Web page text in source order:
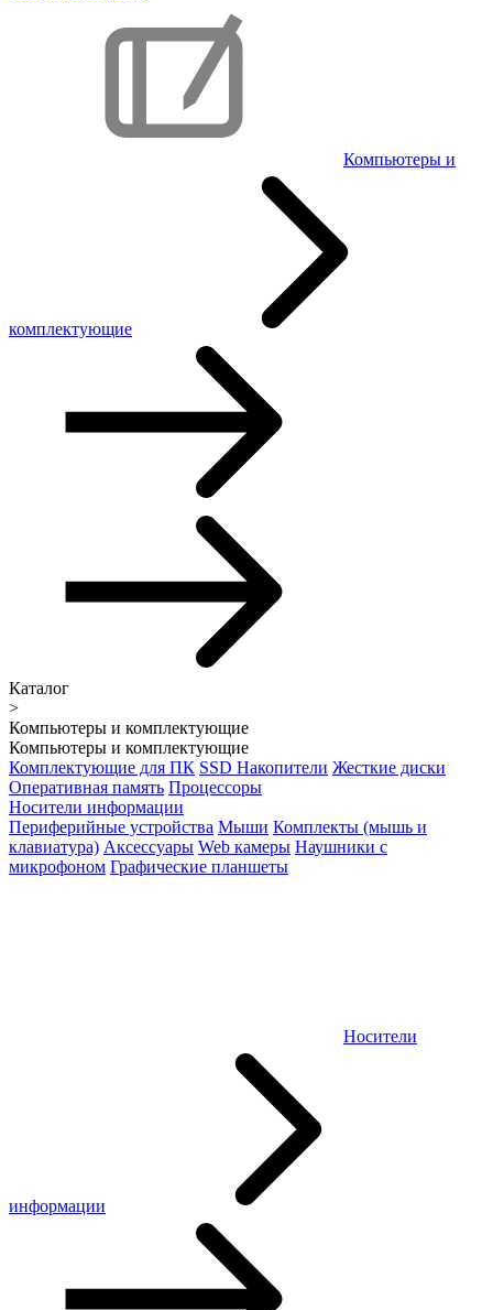
Компьютеры и
комплектующие
Каталог
>
Компьютеры и комплектующие
Компьютеры и комплектующие
Комплектующие для ПК SSD Накопители Жесткие диски
Оперативная память Процессоры
Носители информации
Периферийные устройства Мыши Комплекты (мышь и
клавиатура) Аксессуары Web камеры Наушники с
микрофоном Графические планшеты
Носители
информации